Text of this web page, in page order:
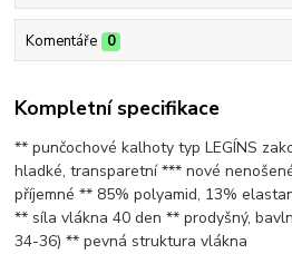
Komentáře 0
Kompletní specifikace
** punčochové kalhoty typ LEGÍNS
hladké, transparetní *** nové
příjemné ** 85% polyamid, 13%
** síla vlákna 40 den ** prodyšný,
34-36) ** pevná struktura vlákna